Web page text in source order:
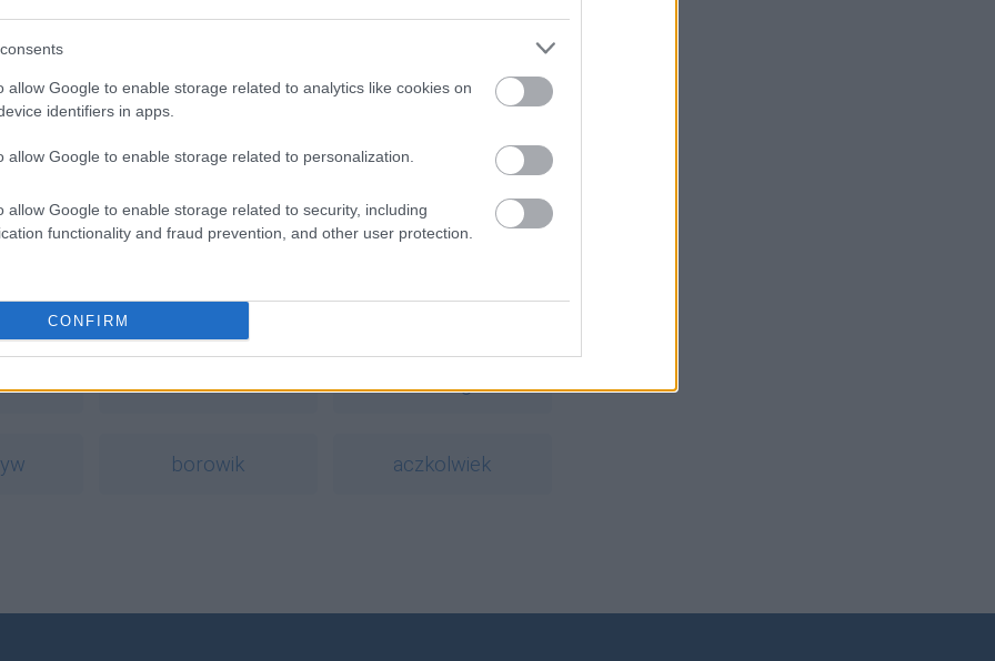
allow Google to enable storage related to analytics like cookies on
identifiers in apps.
allow Google to enable storage related to personalization.
allow Google to enable storage related to security, including
functionality and fraud prevention, and other user protection.
CONFIRM
i zaprzysiężyć
powinąć
borowik aczkolwiek